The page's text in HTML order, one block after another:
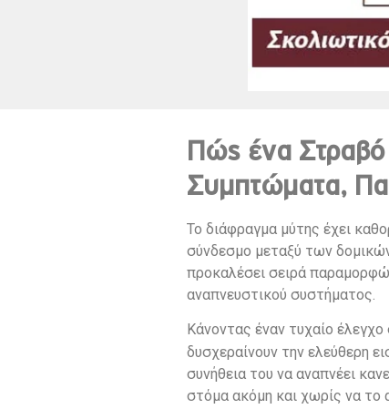
Πώς ένα
Συμπτώματα,
Το διάφραγμα μύτης έχει
σύνδεσμο μεταξύ των
προκαλέσει σειρά
αναπνευστικού συστήματος.
Κάνοντας έναν τυχαίο
δυσχεραίνουν την ελεύθερη
συνήθεια του να αναπνέει
στόμα ακόμη και χωρίς να το